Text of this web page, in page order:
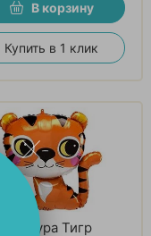
В корзину
Купить в 1 клик
Фигура Тигр